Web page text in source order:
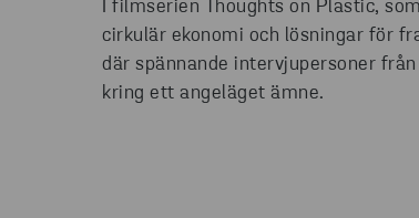
I filmserien Thoughts on Plastic,
cirkulär ekonomi och lösningar för
där spännande intervjupersoner
kring ett angeläget ämne.